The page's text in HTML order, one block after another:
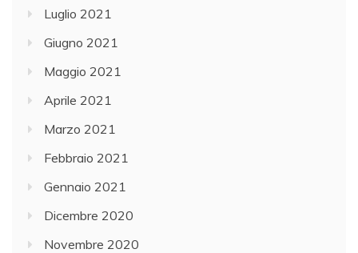
Luglio 2021
Giugno 2021
Maggio 2021
Aprile 2021
Marzo 2021
Febbraio 2021
Gennaio 2021
Dicembre 2020
Novembre 2020